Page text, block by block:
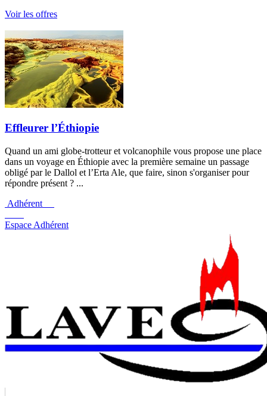
Voir les offres
Effleurer l’Éthiopie
Quand un ami globe-trotteur et volcanophile vous propose une place
dans un voyage en Éthiopie avec la première semaine un passage
obligé par le Dallol et l’Erta Ale, que faire, sinon s'organiser pour
répondre présent ? ...
Adhérent
Espace Adhérent